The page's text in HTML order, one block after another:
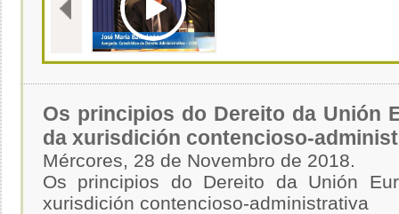
Os principios do Dereito da Unión
da xurisdición contencioso-
Mércores, 28 de Novembro de 2018.
Os principios do Dereito da Unión
xurisdición contencioso-administrativa